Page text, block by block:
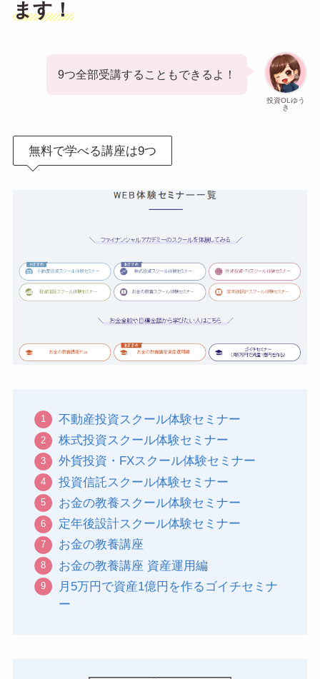
ます！
投資OLゆう
き
9つ全部受講することもできるよ！
無料で学べる講座は9つ
不動産投資スクール体験セミナー
株式投資スクール体験セミナー
外貨投資・FXスクール体験セミナー
投資信託スクール体験セミナー
お金の教養スクール体験セミナー
定年後設計スクール体験セミナー
お金の教養講座
お金の教養講座 資産運用編
月5万円で資産1億円を作るゴイチセミナ
ー